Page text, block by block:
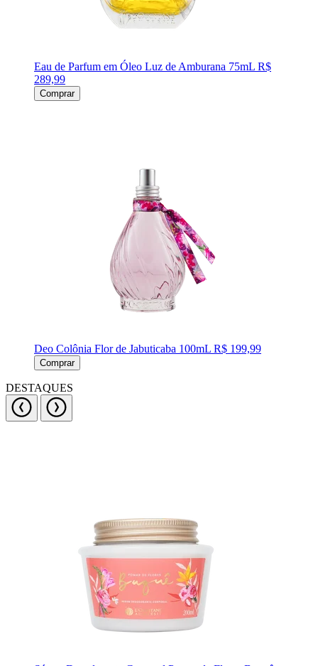
Eau de Parfum em Óleo Luz de Amburana 75mL R$
289,99
Comprar
Deo Colônia Flor de Jabuticaba 100mL R$ 199,99
Comprar
DESTAQUES